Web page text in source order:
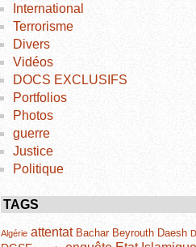
International
Terrorisme
Divers
Vidéos
DOCS EXCLUSIFS
Portfolios
Photos
guerre
Justice
Politique
TAGS
Algérie attentat Bachar Beyrouth Daesh